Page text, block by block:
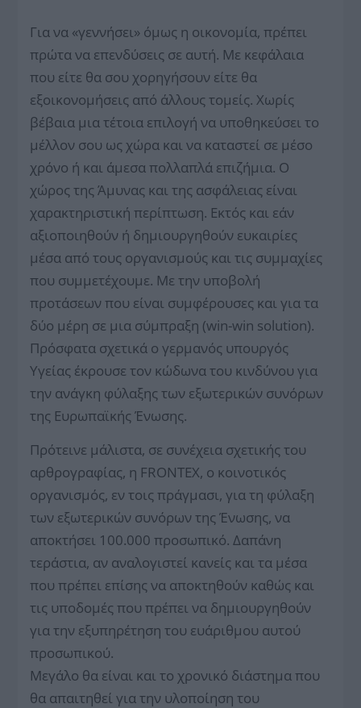
Για να «γεννήσει» όμως η οικονομία, πρέπει
πρώτα να επενδύσεις σε αυτή. Με κεφάλαια
που είτε θα σου χορηγήσουν είτε θα
εξοικονομήσεις από άλλους τομείς. Χωρίς
βέβαια μια τέτοια επιλογή να υποθηκεύσει το
μέλλον σου ως χώρα και να καταστεί σε μέσο
χρόνο ή και άμεσα πολλαπλά επιζήμια. Ο
χώρος της Άμυνας και της ασφάλειας είναι
χαρακτηριστική περίπτωση. Εκτός και εάν
αξιοποιηθούν ή δημιουργηθούν ευκαιρίες
μέσα από τους οργανισμούς και τις συμμαχίες
που συμμετέχουμε. Με την υποβολή
προτάσεων που είναι συμφέρουσες και για τα
δύο μέρη σε μια σύμπραξη (win-win solution).
Πρόσφατα σχετικά ο γερμανός υπουργός
Υγείας έκρουσε τον κώδωνα του κινδύνου για
την ανάγκη φύλαξης των εξωτερικών συνόρων
της Ευρωπαϊκής Ένωσης.
Πρότεινε μάλιστα, σε συνέχεια σχετικής του
αρθρογραφίας, η FRONTEX, ο κοινοτικός
οργανισμός, εν τοις πράγμασι, για τη φύλαξη
των εξωτερικών συνόρων της Ένωσης, να
αποκτήσει 100.000 προσωπικό. Δαπάνη
τεράστια, αν αναλογιστεί κανείς και τα μέσα
που πρέπει επίσης να αποκτηθούν καθώς και
τις υποδομές που πρέπει να δημιουργηθούν
για την εξυπηρέτηση του ευάριθμου αυτού
προσωπικού.
Μεγάλο θα είναι και το χρονικό διάστημα που
θα απαιτηθεί για την υλοποίηση του